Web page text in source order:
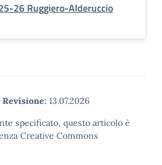
26 Ruggiero-Alderuccio
Revisione: 13.07.2026
specificato, questo articolo è
Creative Commons